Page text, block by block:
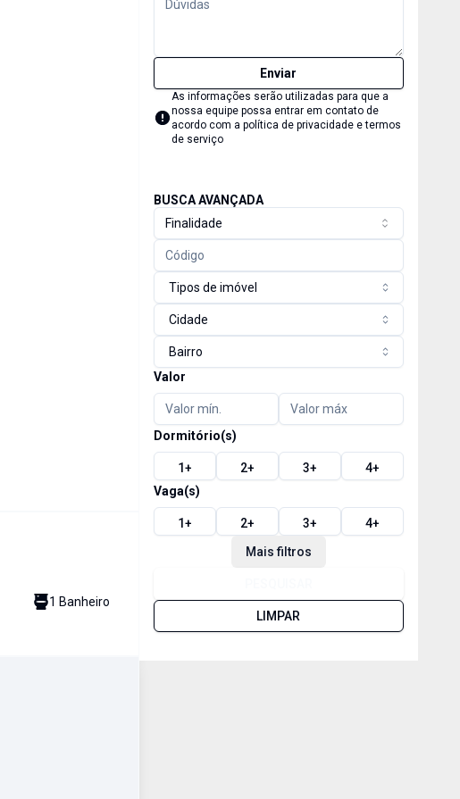
1 Banheiro
Enviar
As informações serão utilizadas para que a
nossa equipe possa entrar em contato de
acordo com a política de privacidade e termos
de serviço
BUSCA AVANÇADA
Finalidade
Tipos de imóvel
Cidade
Bairro
Valor
Dormitório(s)
1+ 2+ 3+ 4+
Vaga(s)
1+ 2+ 3+ 4+
Mais filtros
LIMPAR